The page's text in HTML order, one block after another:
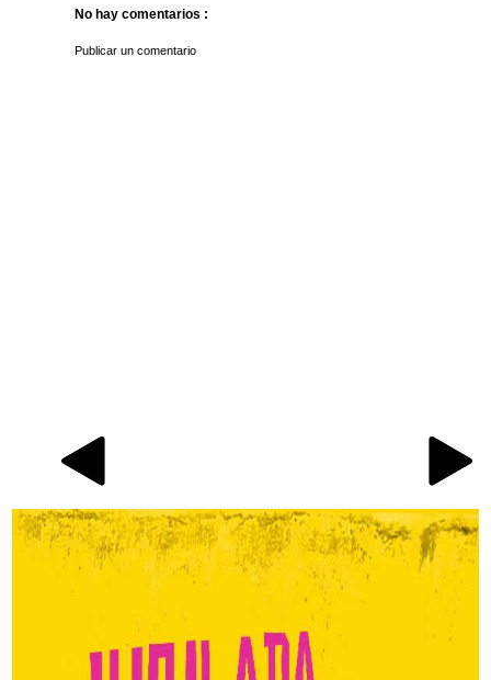
No hay comentarios :
Publicar un comentario